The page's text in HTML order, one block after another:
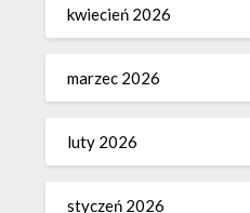
kwiecień 2026
marzec 2026
luty 2026
styczeń 2026